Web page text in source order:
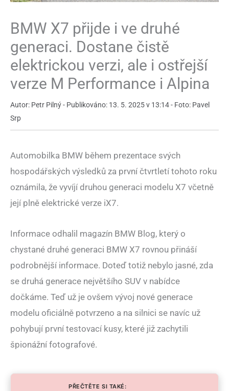
BMW X7 přijde i ve druhé
generaci. Dostane čistě
elektrickou verzi, ale i ostřejší
verze M Performance i Alpina
Autor: Petr Pilný - Publikováno: 13. 5. 2025 v 13:14 - Foto: Pavel
Srp
Automobilka BMW během prezentace svých
hospodářských výsledků za první čtvrtletí tohoto roku
oznámila, že vyvíjí druhou generaci modelu X7 včetně
její plně elektrické verze iX7.
Informace odhalil magazín BMW Blog, který o
chystané druhé generaci BMW X7 rovnou přináší
podrobnější informace. Doteď totiž nebylo jasné, zda
se druhá generace největšího SUV v nabídce
dočkáme. Teď už je ovšem vývoj nové generace
modelu oficiálně potvrzeno a na silnici se navíc už
pohybují první testovací kusy, které již zachytili
špionážní fotografové.
PŘEČTĚTE SI TAKÉ: